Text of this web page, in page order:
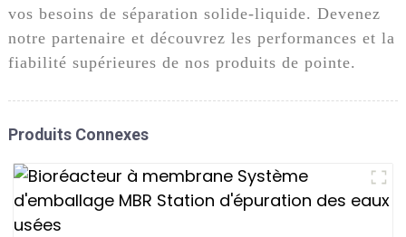
vos besoins de séparation solide-liquide. Devenez
notre partenaire et découvrez les performances et la
fiabilité supérieures de nos produits de pointe.
Produits Connexes